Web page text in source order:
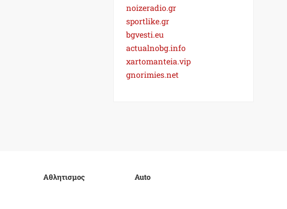
noizeradio.gr
sportlike.gr
bgvesti.eu
actualnobg.info
xartomanteia.vip
gnorimies.net
Αθλητισμος
Auto